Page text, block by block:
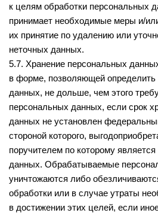
к целям обработки персональных
принимает необходимые меры и/
их принятие по удалению или
неточных данных.
5.7. Хранение персональных
в форме, позволяющей определить
данных, не дольше, чем этого
персональных данных, если срок
данных не установлен
стороной которого,
поручителем по которому
данных. Обрабатываемые
уничтожаются либо
обработки или в случае утраты
в достижении этих целей, если